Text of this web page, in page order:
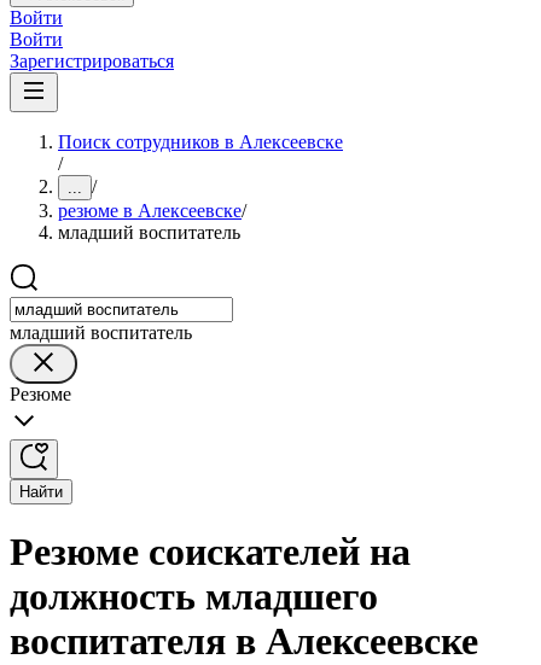
Войти
Войти
Зарегистрироваться
Поиск сотрудников в Алексеевске
/
... /
резюме в Алексеевске/
младший воспитатель
младший воспитатель
Резюме
Найти
Резюме соискателей на
должность младшего
воспитателя в Алексеевске